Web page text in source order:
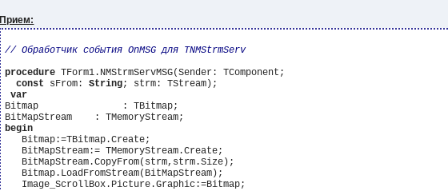
Прием:
// Обработчик события OnMSG для TNMStrmServ
procedure TForm1.NMStrmServMSG(Sender: TComponent;
const
sFrom: String; strm: TStream);
var
Bitmap               : TBitmap;
begin
   Bitmap:=TBitmap.Create;
   BitMapStream:= TMemoryStream.Create;
   BitMapStream.CopyFrom(strm,strm.Size);
   Bitmap.LoadFromStream(BitMapStream);
   Image_ScrollBox.Picture.Graphic:=Bitmap;